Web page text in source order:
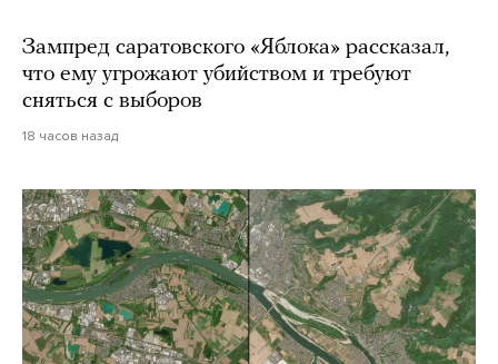
Зампред саратовского «Яблока» рассказал,
что ему угрожают убийством и требуют
сняться с выборов
18 часов назад